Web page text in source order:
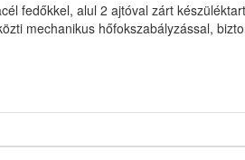
fedőkkel, alul 2 ajtóval zárt
mechanikus hőfokszabályzással,